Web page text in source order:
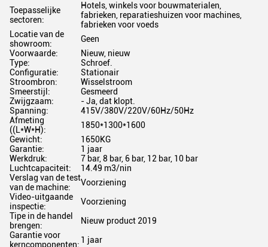
Toepasselijke
sectoren:
Hotels, winkels voor bouwmaterialen,
fabrieken, reparatieshuizen voor machines,
fabrieken voor voeds
Locatie van de
showroom:
Geen
Voorwaarde:
Nieuw, nieuw
Type:
Schroef.
Configuratie:
Stationair
Stroombron:
Wisselstroom
Smeerstijl:
Gesmeerd
Zwijgzaam:
- Ja, dat klopt.
Spanning:
415V/380V/220V/60Hz/50Hz
Afmeting
((L*W*H):
1850*1300*1600
Gewicht:
1650KG
Garantie:
1 jaar
Werkdruk:
7 bar, 8 bar, 6 bar, 12 bar, 10 bar
Luchtcapaciteit:
14.49 m3/nin
Verslag van de test
van de machine:
Voorziening
Video-uitgaande
inspectie:
Voorziening
Tipe in de handel
brengen:
Nieuw product 2019
Garantie voor
kerncomponenten: 1 jaar